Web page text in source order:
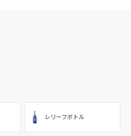
レリーフボトル